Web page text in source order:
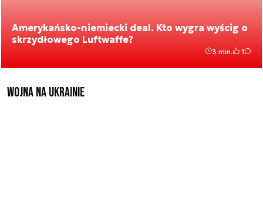
Amerykańsko-niemiecki deal. Kto wygra wyścig o
skrzydłowego Luftwaffe?
3 min. 1
Wojna na Ukrainie